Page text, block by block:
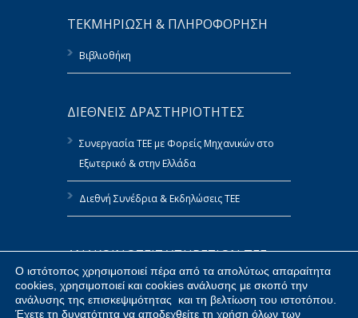
ΤΕΚΜΗΡΙΩΣΗ & ΠΛΗΡΟΦΟΡΗΣΗ
Βιβλιοθήκη
ΔΙΕΘΝΕΙΣ ΔΡΑΣΤΗΡΙΟΤΗΤΕΣ
Συνεργασία ΤΕΕ με Φορείς Μηχανικών στο
Εξωτερικό & στην Ελλάδα
Διεθνή Συνέδρια & Εκδηλώσεις ΤΕΕ
ΑΝΑΚΟΙΝΩΣΕΙΣ ΥΠΗΡΕΣΙΩΝ ΤΕΕ
Πολιτική Αναφορών του ΤΕΕ
Ο ιστότοπος χρησιμοποιεί πέρα από τα απολύτως απαραίτητα
cookies, χρησιμοποιεί και cookies ανάλυσης με σκοπό την
ανάλυσης της επισκεψιμότητας και τη βελτίωση του ιστοτόπου.
Έχετε τη δυνατότητα να αποδεχθείτε τη χρήση όλων των